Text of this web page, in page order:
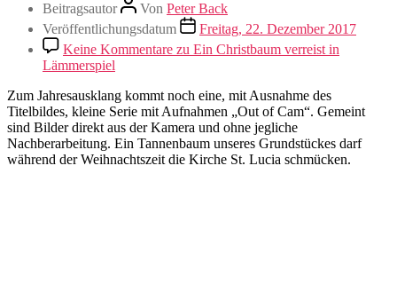
Beitragsautor Von Peter Back
Veröffentlichungsdatum
Freitag, 22. Dezember 2017
Keine Kommentare zu Ein Christbaum verreist in
Lämmerspiel
Zum Jahresausklang kommt noch eine, mit Ausnahme des
Titelbildes, kleine Serie mit Aufnahmen „Out of Cam“. Gemeint
sind Bilder direkt aus der Kamera und ohne jegliche
Nachberarbeitung. Ein Tannenbaum unseres Grundstückes darf
während der Weihnachtszeit die Kirche St. Lucia schmücken.